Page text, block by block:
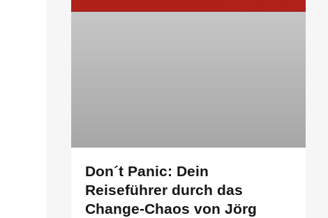
Don´t Panic: Dein
Reiseführer durch das
Change-Chaos von Jörg